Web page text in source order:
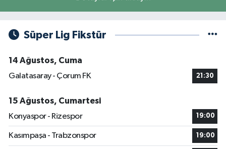
Süper Lig Fikstür
14 Ağustos, Cuma
Galatasaray - Çorum FK
21:30
15 Ağustos, Cumartesi
Konyaspor - Rizespor
19:00
Kasımpaşa - Trabzonspor 19:00